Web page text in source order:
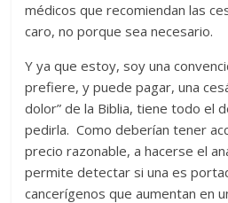
médicos que recomiendan las
caro, no porque sea necesario.
Y ya que estoy, soy una
prefiere, y puede pagar, una
dolor” de la Biblia, tiene todo el
pedirla. Como deberían tener
precio razonable, a hacerse el
permite detectar si una es
cancerígenos que aumentan en